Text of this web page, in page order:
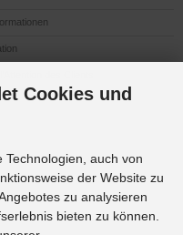
Cookies und
auch von
der Website zu
zu analysieren
bieten zu können.